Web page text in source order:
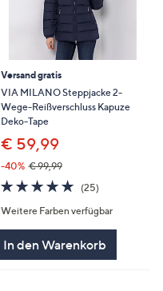
Versand gratis
VIA MILANO Steppjacke 2-
Wege-Reißverschluss Kapuze
Deko-Tape
€ 59,99
-40% € 99,99
4.8
von
5
(25)25
Weitere Farben verfügbar
In den Warenkorb